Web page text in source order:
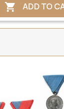
 ADD TO